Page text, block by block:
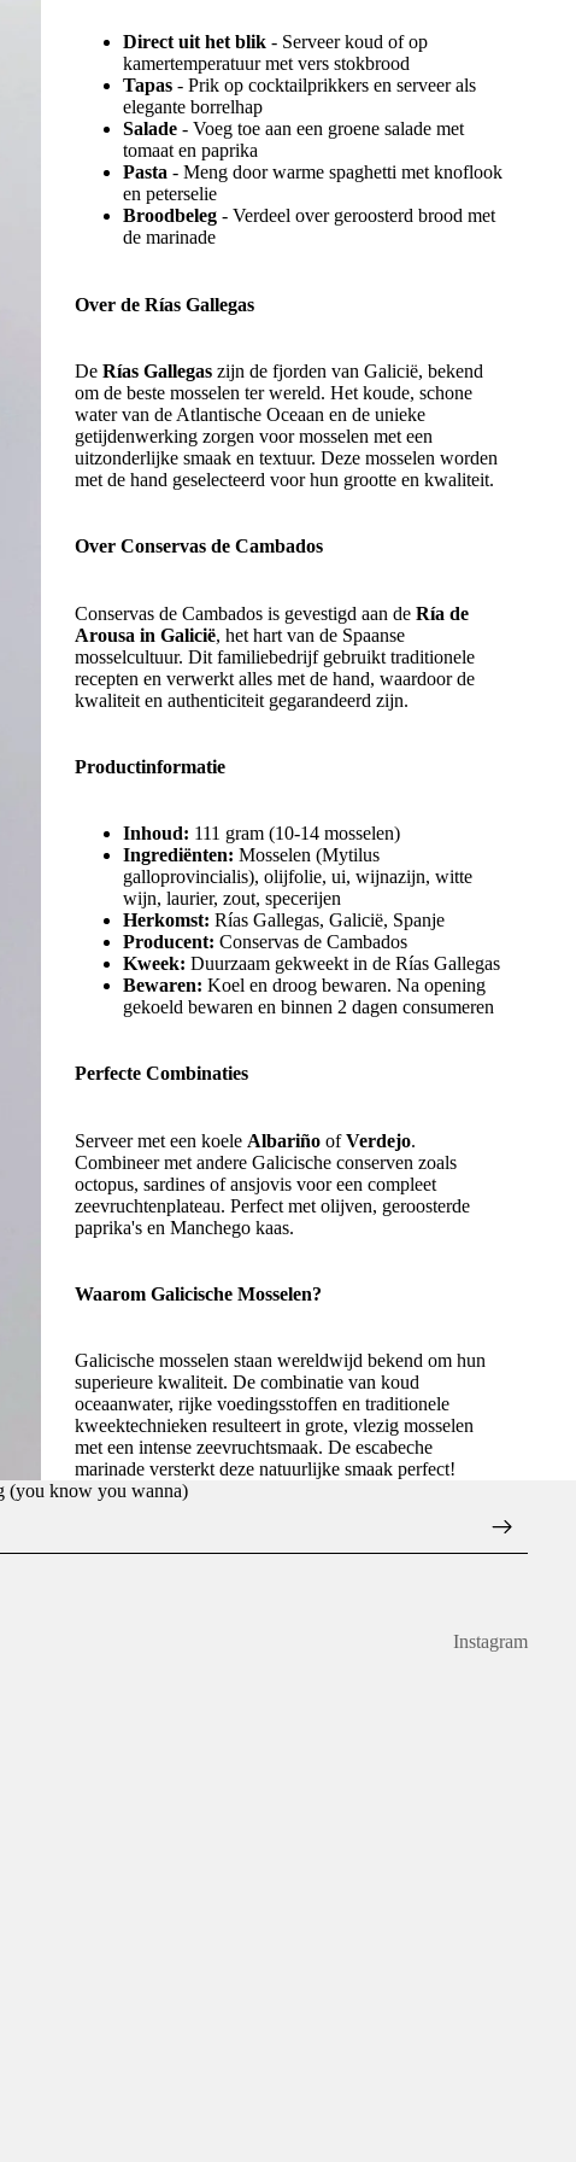
Direct uit het blik- Serveer koud of op
kamertemperatuur met vers stokbrood
Tapas- Prik op cocktailprikkers en serveer als
elegante borrelhap
Salade- Voeg toe aan een groene salade met
tomaat en paprika
Pasta- Meng door warme spaghetti met knoflook
en peterselie
Broodbeleg- Verdeel over geroosterd brood met
de marinade
Over de Rías Gallegas
De Rías Gallegaszijn de fjorden van Galicië, bekend
om de beste mosselen ter wereld. Het koude, schone
water van de Atlantische Oceaan en de unieke
getijdenwerking zorgen voor mosselen met een
uitzonderlijke smaak en textuur. Deze mosselen worden
met de hand geselecteerd voor hun grootte en kwaliteit.
Over Conservas de Cambados
Conservas de Cambados is gevestigd aan de Ría de
Arousa in Galicië, het hart van de Spaanse
mosselcultuur. Dit familiebedrijf gebruikt traditionele
recepten en verwerkt alles met de hand, waardoor de
kwaliteit en authenticiteit gegarandeerd zijn.
Productinformatie
Inhoud: 111 gram (10-14 mosselen)
Ingrediënten: Mosselen (Mytilus
galloprovincialis), olijfolie, ui, wijnazijn, witte
wijn, laurier, zout, specerijen
Herkomst: Rías Gallegas, Galicië, Spanje
Producent: Conservas de Cambados
Kweek: Duurzaam gekweekt in de Rías Gallegas
Bewaren: Koel en droog bewaren. Na opening
gekoeld bewaren en binnen 2 dagen consumeren
Perfecte Combinaties
Serveer met een koele AlbariñoofVerdejo.
Combineer met andere Galicische conserven zoals
octopus, sardines of ansjovis voor een compleet
zeevruchtenplateau. Perfect met olijven, geroosterde
paprika's en Manchego kaas.
Waarom Galicische Mosselen?
Galicische mosselen staan wereldwijd bekend om hun
superieure kwaliteit. De combinatie van koud
oceaanwater, rijke voedingsstoffen en traditionele
kweektechnieken resulteert in grote, vlezig mosselen
met een intense zeevruchtsmaak. De escabeche
marinade versterkt deze natuurlijke smaak perfect!
(you know you wanna)
Instagram